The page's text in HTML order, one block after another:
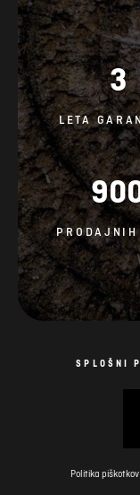
3
LETA
PRODAJNIH
SPLOŠNI
Politika piškotkov